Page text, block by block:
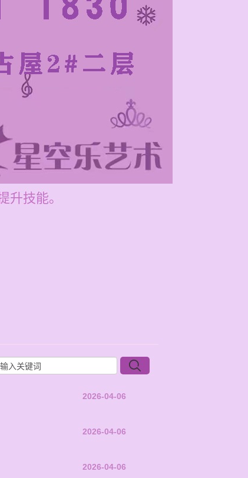
技能。
2026-04-06
2026-04-06
2026-04-06